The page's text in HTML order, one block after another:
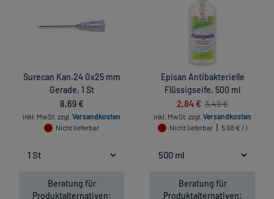
Surecan Kan.24 Gx25 mm
Gerade, 1 St
8,69 €
inkl. MwSt. zzgl. Versandkosten
Nicht lieferbar
Beratung für
Produktalternativen:
Episan Antibakterielle
Flüssigseife, 500 ml
2,84 € 3,49 €
inkl. MwSt. zzgl. Versandkosten
Nicht lieferbar
5,68 € / l
Beratung für
Produktalternativen: